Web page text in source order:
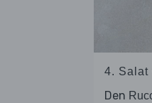
4. Salat
Den